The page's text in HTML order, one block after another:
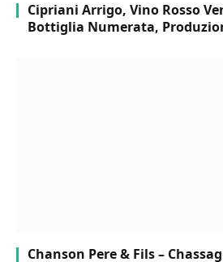
Cipriani Arrigo, Vino Rosso
Bottiglia Numerata,
Chanson Pere & Fils –